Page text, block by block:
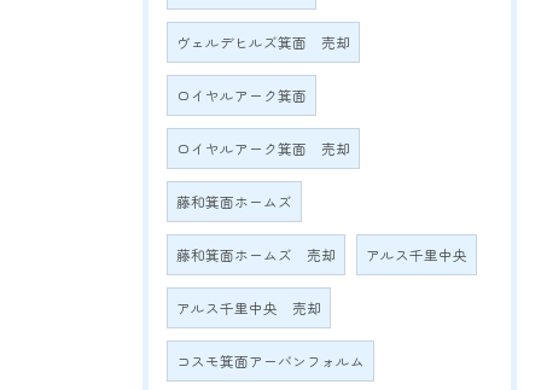
ヴェルデヒルズ箕面 売却
ロイヤルアーク箕面
ロイヤルアーク箕面 売却
藤和箕面ホームズ
藤和箕面ホームズ 売却 アルス千里中央
アルス千里中央 売却
コスモ箕面アーバンフォルム